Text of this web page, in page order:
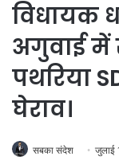
विधायक
अगुवाई में
पथरिया
घेराव।
सबका संदेश जुलाई